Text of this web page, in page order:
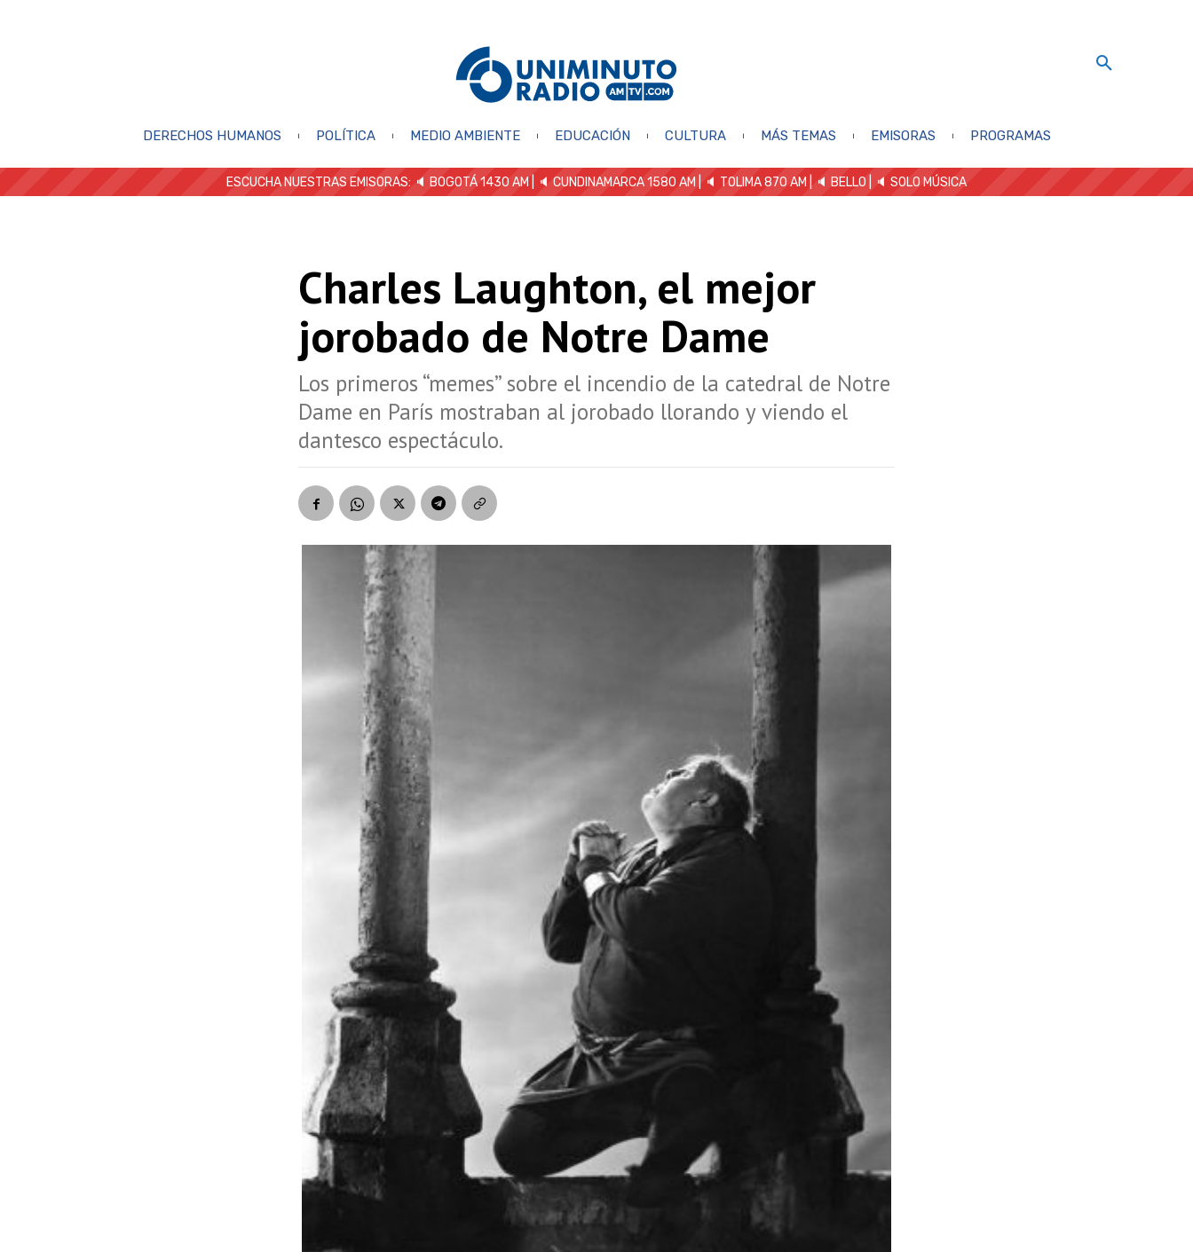
DERECHOS HUMANOS POLÍTICA MEDIO AMBIENTE EDUCACIÓN CULTURA MÁS TEMAS EMISORAS PROGRAMAS
ESCUCHA NUESTRAS EMISORAS: 🔈 BOGOTÁ 1430 AM | 🔈 CUNDINAMARCA 1580 AM | 🔈 TOLIMA 870 AM | 🔈 BELLO 🔈 SOLO MÚSICA
Charles Laughton, el mejor
jorobado de Notre Dame
Los primeros “memes” sobre el incendio de la catedral de Notre
Dame en París mostraban al jorobado llorando y viendo el
dantesco espectáculo.